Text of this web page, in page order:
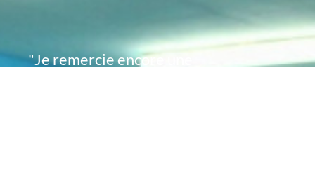
"Je remercie encore une